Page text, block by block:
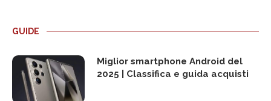
GUIDE
Miglior smartphone Android del
2025 | Classifica e guida acquisti